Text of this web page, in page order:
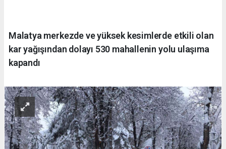
Malatya merkezde ve yüksek kesimlerde etkili olan
kar yağışından dolayı 530 mahallenin yolu ulaşıma
kapandı